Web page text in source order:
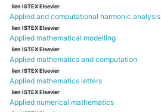
lien ISTEX Elsevier
Applied and computational harmonic analysis
lien ISTEX Elsevier
Applied mathematical modelling
lien ISTEX Elsevier
Applied mathematics and computation
lien ISTEX Elsevier
Applied mathematics letters
lien ISTEX Elsevier
Applied numerical mathematics